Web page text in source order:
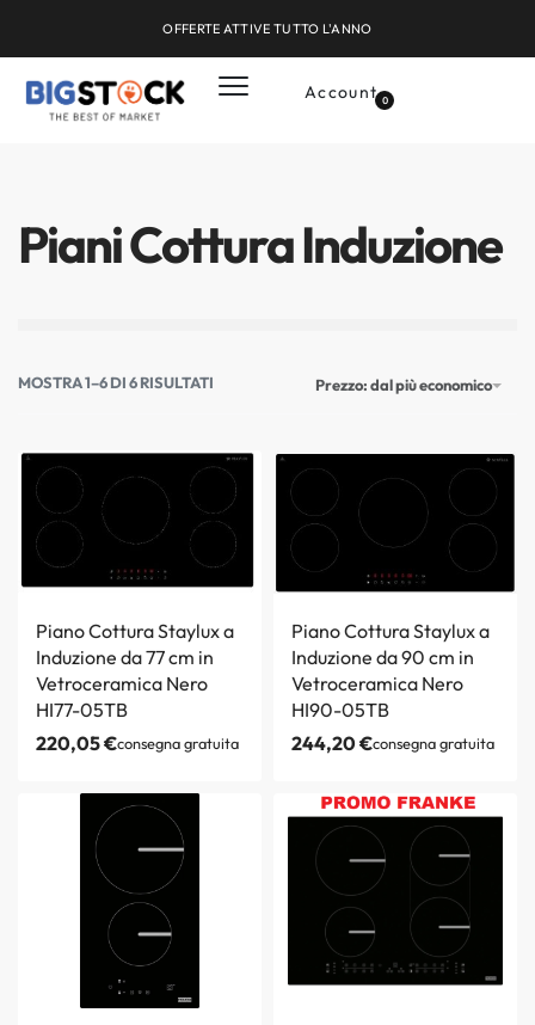
OFFERTE ATTIVE TUTTO L'ANNO
Account 0
Piani Cottura Induzione
MOSTRA1–6DI6RISULTATI Prezzo: dal più economico
Piano Cottura Staylux a
Induzione da 77 cm in
Vetroceramica Nero
HI77-05TB
220,05€consegna gratuita
Piano Cottura Staylux a
Induzione da 90 cm in
Vetroceramica Nero
HI90-05TB
244,20€consegna gratuita